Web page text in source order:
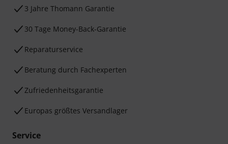
3 Jahre Thomann Garantie
30 Tage Money-Back-Garantie
Reparaturservice
Beratung durch Fachexperten
Zufriedenheitsgarantie
Europas größtes Versandlager
Service